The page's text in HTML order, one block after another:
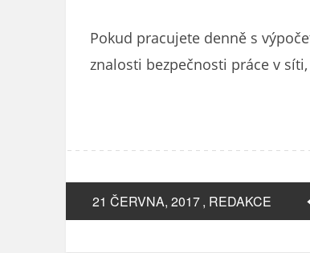
Pokud pracujete denně s
znalosti bezpečnosti práce v
21 ČERVNA, 2017, REDAKCE